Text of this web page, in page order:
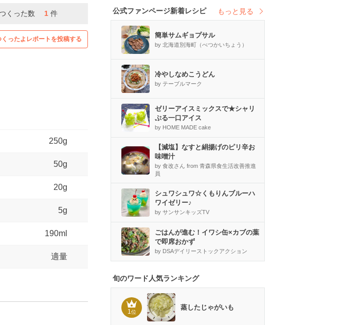
くった数 1 件
くったよレポートを投稿する
250g
50g
20g
5g
190ml
適量
公式ファンページ新着レシピ もっと見る
簡単サムギョプサル
by 北海道別海町（べつかいちょう）
冷やしなめこうどん
by テーブルマーク
ゼリーアイスミックスで★シャリ
ぷる一口アイス
by HOME MADE cake
【減塩】なすと絹揚げのピリ辛お
味噌汁
by 食改さん from 青森県食生活改善推進
員
シュワシュワ☆くもりんブルーハ
ワイゼリー♪
by サンサンキッズTV
ごはんが進む！イワシ缶×カブの葉
で即席おかず
by DSAデイリーストックアクション
旬のワード人気ランキング
1位
蒸したじゃがいも